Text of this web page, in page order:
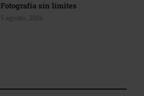
Fotografía sin límites
5 agosto, 2026